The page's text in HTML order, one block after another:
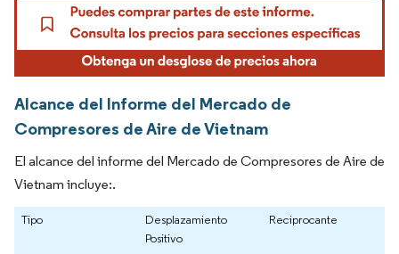
Alcance del Informe del Mercado de
Compresores de Aire de Vietnam
El alcance del informe del Mercado de Compresores de Aire de
Vietnam incluye:.
Tipo
Desplazamiento
Positivo
Reciprocante